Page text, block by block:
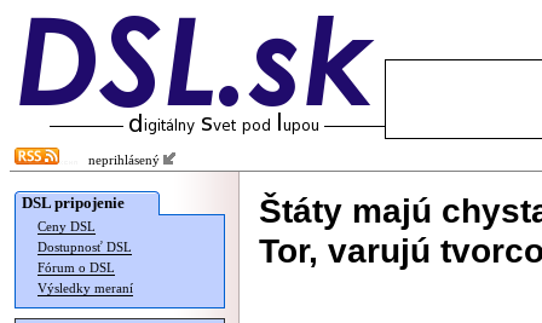
neprihlásený
DSL pripojenie
Ceny DSL
Dostupnosť DSL
Fórum o DSL
Výsledky meraní
Štáty majú
Tor, varujú